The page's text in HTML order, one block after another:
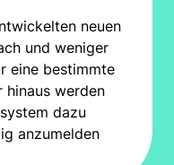
neuen
und weniger
eine bestimmte
hinaus werden
dazu
anzumelden